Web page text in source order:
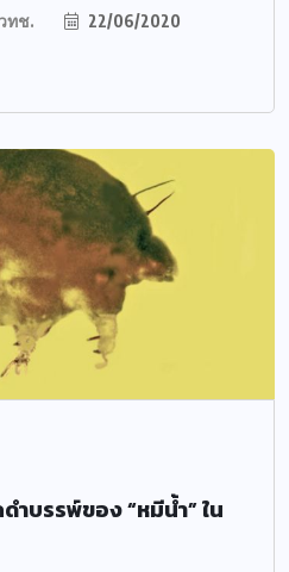
ทช. 22/06/2020
บรรพ์ของ “หมีน้ำ” ใน